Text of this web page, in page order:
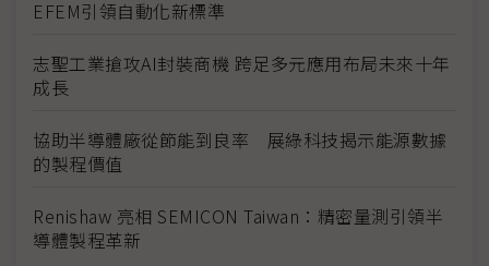
EFEM引領自動化新標準
志聖工業搶攻AI封裝商機 跨足多元應用布局未來十年
成長
協助半導體廠從節能到良率 展綠科技揭示能源數據
的製程價值
Renishaw 亮相 SEMICON Taiwan：精密量測引領半
導體製程革新